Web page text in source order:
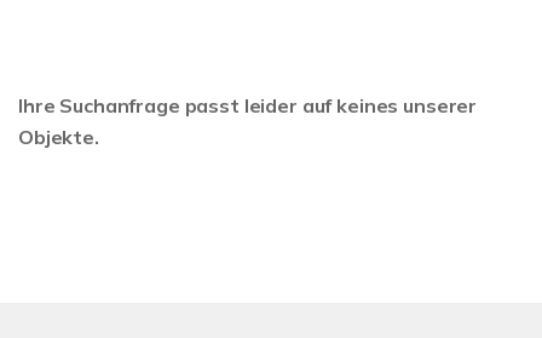
Ihre Suchanfrage passt leider auf keines unserer
Objekte.